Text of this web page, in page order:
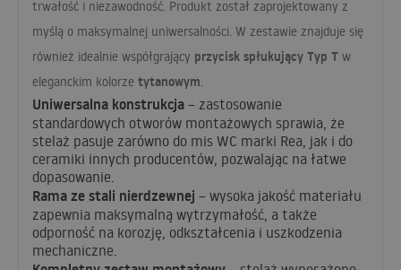
trwałość i niezawodność. Produkt został zaprojektowany z
myślą o maksymalnej uniwersalności. W zestawie znajduje się
również idealnie współgrający przycisk spłukujący Typ T w
eleganckim kolorze tytanowym.
Uniwersalna konstrukcja – zastosowanie
standardowych otworów montażowych sprawia, że
stelaż pasuje zarówno do mis WC marki Rea, jak i do
ceramiki innych producentów, pozwalając na łatwe
dopasowanie.
Rama ze stali nierdzewnej – wysoka jakość materiału
zapewnia maksymalną wytrzymałość, a także
odporność na korozję, odkształcenia i uszkodzenia
mechaniczne.